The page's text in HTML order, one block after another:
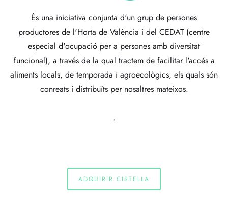
És una iniciativa conjunta d'un grup de persones
productores de l'Horta de València i del CEDAT (centre
especial d'ocupació per a persones amb diversitat
funcional), a través de la qual tractem de facilitar l'accés a
aliments locals, de temporada i agroecològics, els quals són
conreats i distribuïts per nosaltres mateixos.
.
ADQUIRIR CISTELLA